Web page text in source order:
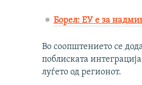
Борел: ЕУ е за
Во соопштението се
поблиската
луѓето од регионот.